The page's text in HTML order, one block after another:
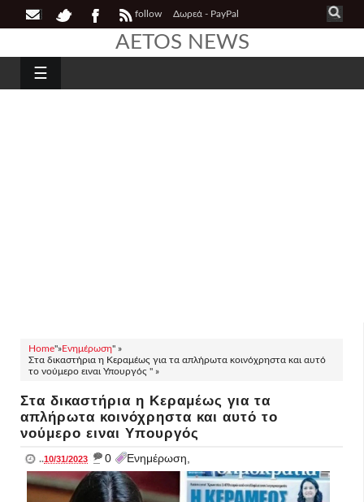
follow Δωρεά - PayPal
AETOS NEWS
☰
Home"»Ενημέρωση" »
Στα δικαστήρια η Κεραμέως για τα απλήρωτα κοινόχρηστα και αυτό
το νούμερο ειναι Υπουργός " »
Στα δικαστήρια η Κεραμέως για τα
απλήρωτα κοινόχρηστα και αυτό το
νούμερο ειναι Υπουργός
..10/31/2023 _ 0 Ενημέρωση,